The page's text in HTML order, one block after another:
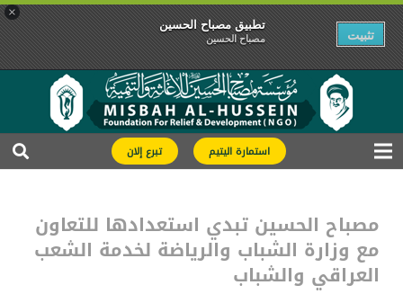
×
تطبیق مصباح الحسین
مصباح الحسین تثبیت
استمارة اليتيم تبرع إلان
مصباح الحسين تبدي استعدادها للتعاون
مع وزارة الشباب والرياضة لخدمة الشعب
العراقي والشباب